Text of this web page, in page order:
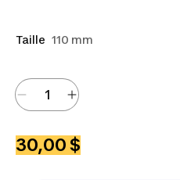
Taille 110 mm
30,00 $